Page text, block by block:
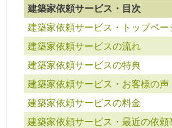
建築家依頼サービス・目次
建築家依頼サービス・トップペー
建築家依頼サービスの流れ
建築家依頼サービスの特典
建築家依頼サービス・お客様の声
建築家依頼サービスの料金
建築家依頼サービス・最近の依頼